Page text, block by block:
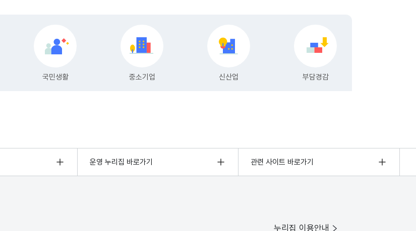
운영 누리집 바로가기 관련 사이트 바로가기
누리집 이용안내